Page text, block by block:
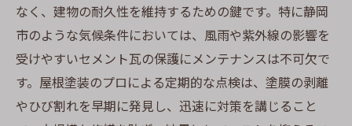
地域密着型のプロフェッショナルによる施
工
なく、建物の耐久性を維持するための鍵です。特に静岡
市のような気候条件においては、風雨や紫外線の影響を
受けやすいセメント瓦の保護にメンテナンスは不可欠で
す。屋根塗装のプロによる定期的な点検は、塗膜の剥離
やひび割れを早期に発見し、迅速に対策を講じること